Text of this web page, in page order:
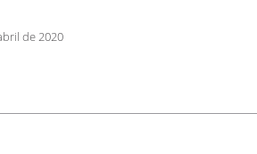
de 2020